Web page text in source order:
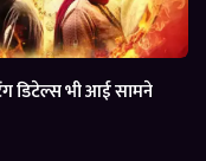
डिटेल्स भी आई सामने